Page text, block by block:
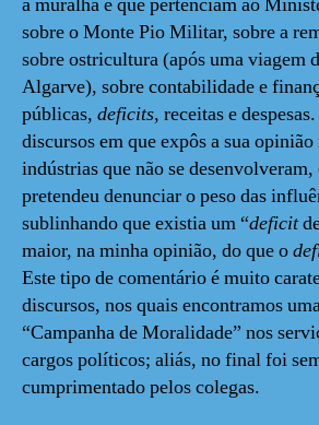
sobre o Monte Pio Militar, sobre a
sobre ostricultura (após uma viagem
Algarve), sobre contabilidade e
públicas, deficits, receitas e
discursos em que expôs a sua
indústrias que não se
pretendeu denunciar o peso das
sublinhando que existia um “deficit
maior, na minha opinião, do que o
Este tipo de comentário é muito
discursos, nos quais encontramos
“Campanha de Moralidade” nos
cargos políticos; aliás, no final foi
cumprimentado pelos colegas.